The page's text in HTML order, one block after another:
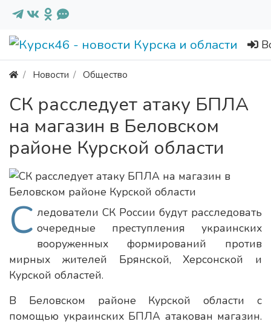
Новости Общество
СК расследует атаку БПЛА
на магазин в Беловском
районе Курской области
С ледователи СК России будут расследовать
очередные преступления украинских
вооруженных формирований против
мирных жителей Брянской, Херсонской и
Курской областей.
В Беловском районе Курской области с
помощью украинских БПЛА атакован магазин.